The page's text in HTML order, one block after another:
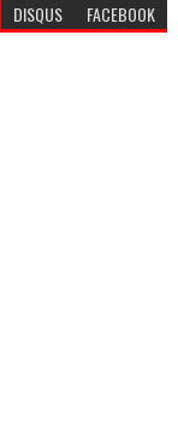
DISQUS FACEBOOK